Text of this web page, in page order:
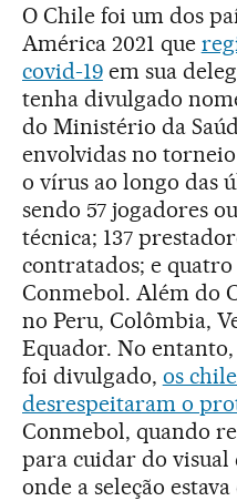
O Chile foi um dos
América 2021 que
covid-19em sua
tenha divulgado
do Ministério da
envolvidas no
o vírus ao longo das
sendo 57 jogadores
técnica; 137
contratados; e
Conmebol. Além do
no Peru, Colômbia,
Equador. No
foi divulgado, os
desrespeitaram o
Conmebol, quando
para cuidar do visual
onde a seleção